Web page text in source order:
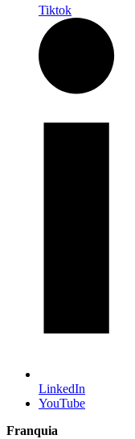
Tiktok
LinkedIn
YouTube
Franquia